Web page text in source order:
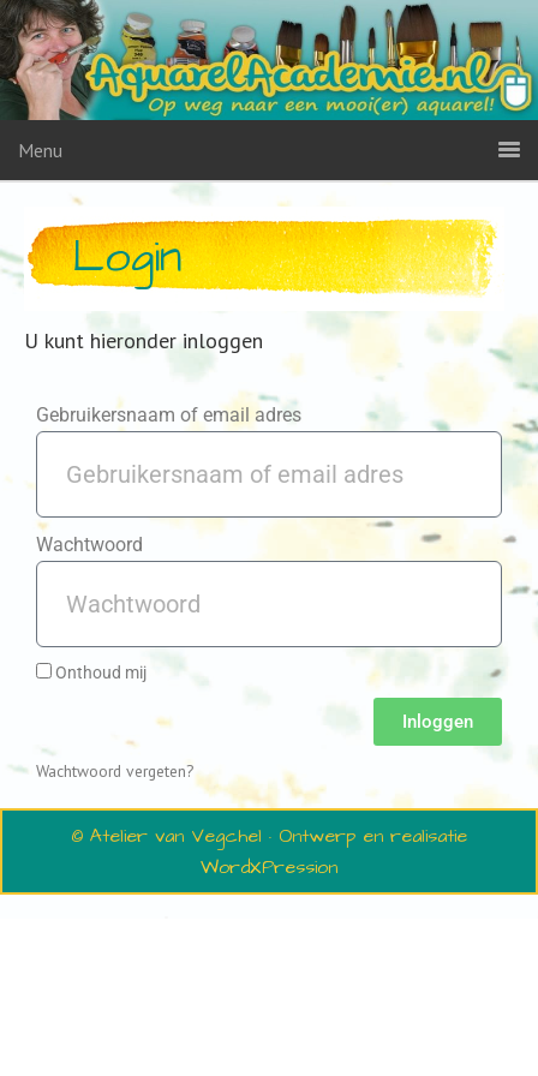
Menu
Login
U kunt hieronder inloggen
Gebruikersnaam of email adres
Wachtwoord
Onthoud mij
Inloggen
Wachtwoord vergeten?
© Atelier van Vegchel · Ontwerp en realisatie
WordXPression